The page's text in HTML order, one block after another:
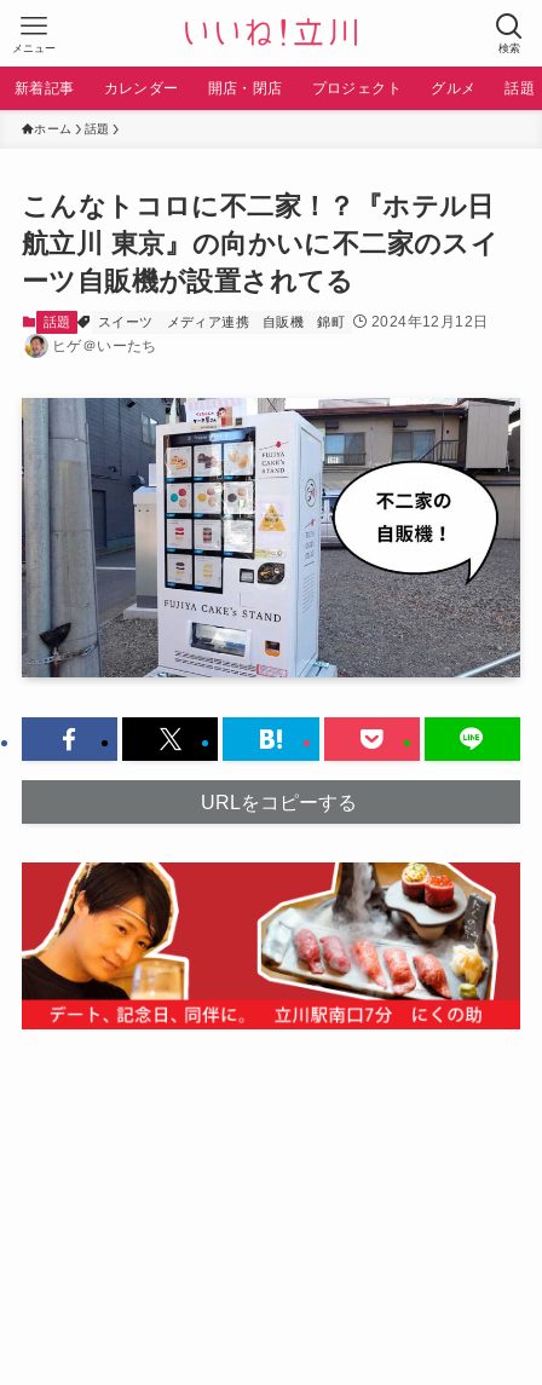
検索
メニュー
新着記事 カレンダー 開店・閉店 プロジェクト グルメ 話題
ホーム 話題
こんなトコロに不二家！？『ホテル日
航立川 東京』の向かいに不二家のスイ
ーツ自販機が設置されてる
話題 スイーツ メディア連携 自販機 錦町
2024年12月12日
ヒゲ＠いーたち
URLをコピーする